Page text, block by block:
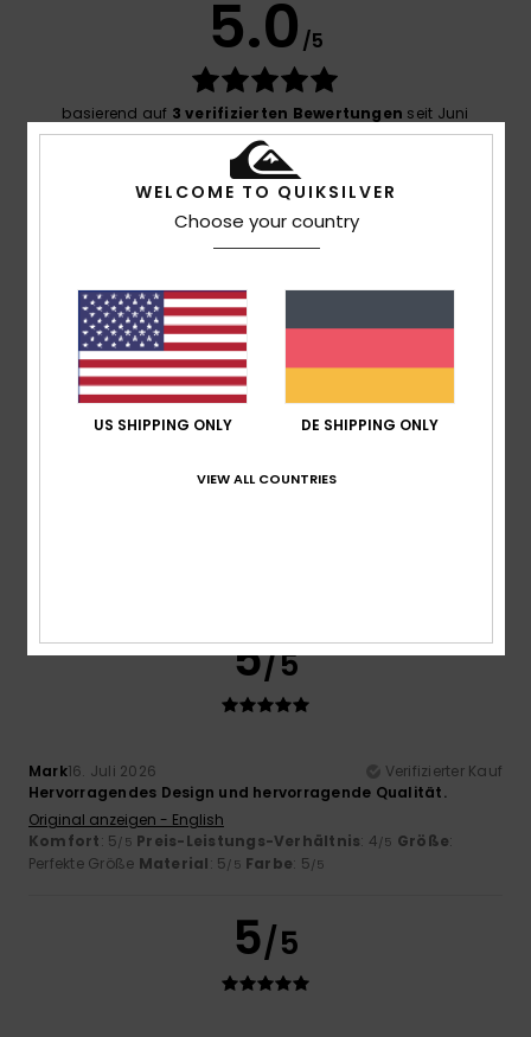
5.0 /5
basierend auf 3 verifizierten Bewertungen seit Juni
2026
0% unserer Kunden empfehlen dieses Produkt
Komfort
Preis-Leistungs-Verhältnis
5.0
5/5
Mark16. Juli 2026
Verifizierter Kauf
Hervorragendes Design und hervorragende Qualität.
Original anzeigen - English
Komfort: 5/5 Preis-Leistungs-Verhältnis: 4/5 Größe:
Perfekte Größe Material: 5/5 Farbe: 5/5
5/5
WELCOME TO QUIKSILVER
Choose your country
US SHIPPING ONLY DE SHIPPING ONLY
VIEW ALL COUNTRIES